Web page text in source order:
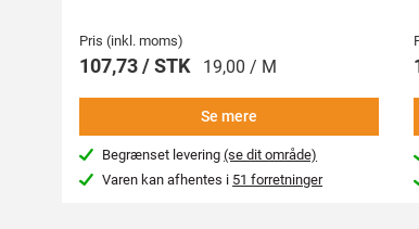
Pris (inkl. moms)
107,73 / STK 19,00 / M
Se mere
Begrænset levering(se dit område)
Varen kan afhentes i 51 forretninger